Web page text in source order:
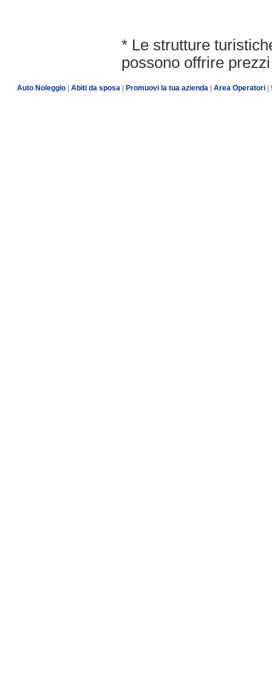
* Le strutture
possono offrire
Auto Noleggio Abiti da sposa Promuovi la tua azienda Area Operatori